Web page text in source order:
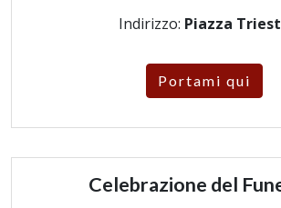
Indirizzo: Piazza
Portami qui
Celebrazione del